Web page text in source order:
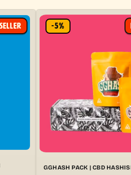
-5%
GGHASH PACK | CBD